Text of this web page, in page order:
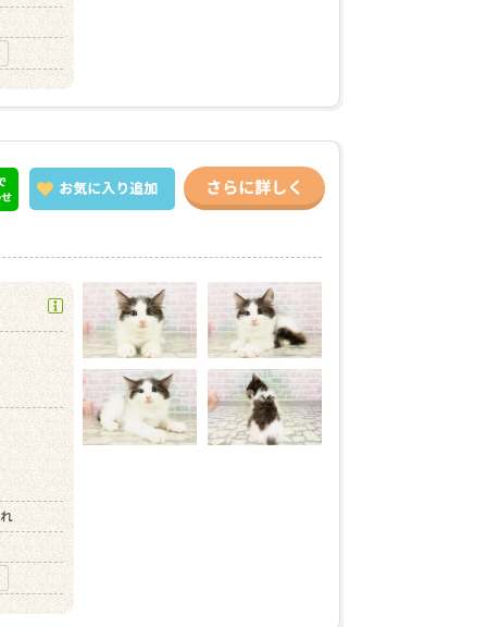
お気に入り追加 さらに詳しく